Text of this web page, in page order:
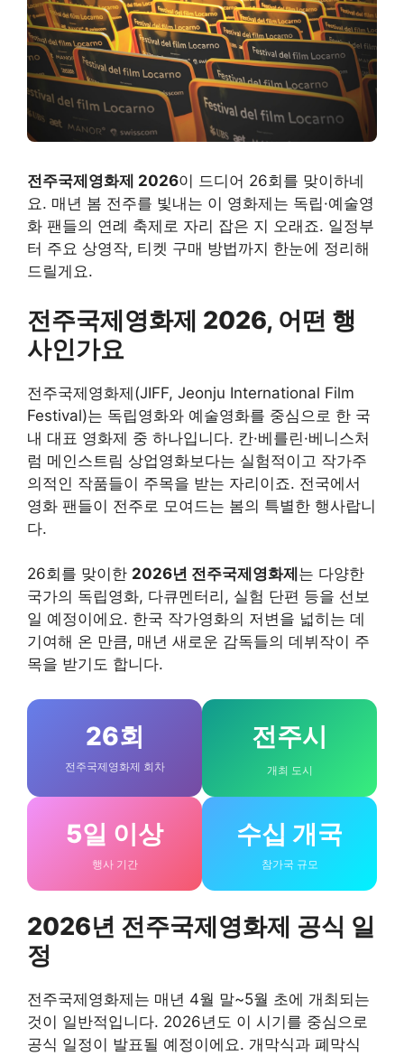
전주국제영화제 2026이 드디어 26회를 맞이하네
요. 매년 봄 전주를 빛내는 이 영화제는 독립·예술영
화 팬들의 연례 축제로 자리 잡은 지 오래죠. 일정부
터 주요 상영작, 티켓 구매 방법까지 한눈에 정리해
드릴게요.
전주국제영화제 2026, 어떤 행
사인가요
전주국제영화제(JIFF, Jeonju International Film
Festival)는 독립영화와 예술영화를 중심으로 한 국
내 대표 영화제 중 하나입니다. 칸·베를린·베니스처
럼 메인스트림 상업영화보다는 실험적이고 작가주
의적인 작품들이 주목을 받는 자리이죠. 전국에서
영화 팬들이 전주로 모여드는 봄의 특별한 행사랍니
다.
26회를 맞이한 2026년 전주국제영화제 는 다양한
국가의 독립영화, 다큐멘터리, 실험 단편 등을 선보
일 예정이에요. 한국 작가영화의 저변을 넓히는 데
기여해 온 만큼, 매년 새로운 감독들의 데뷔작이 주
목을 받기도 합니다.
26회
전주국제영화제 회차
전주시
개최 도시
5일 이상
행사 기간
수십 개국
참가국 규모
2026년 전주국제영화제 공식 일
정
전주국제영화제는 매년 4월 말~5월 초에 개최되는
것이 일반적입니다. 2026년도 이 시기를 중심으로
공식 일정이 발표될 예정이에요. 개막식과 폐막식